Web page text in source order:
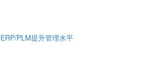
PLM提升管理水平